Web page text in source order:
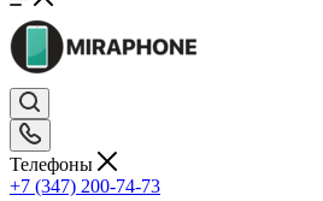
Телефоны
+7 (347) 200-74-73